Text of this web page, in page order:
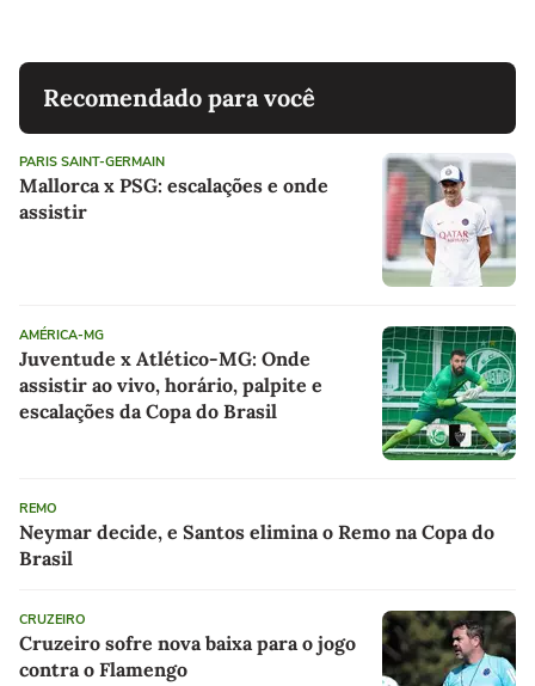
Recomendado para você
PARIS SAINT-GERMAIN
Mallorca x PSG: escalações e onde
assistir
AMÉRICA-MG
Juventude x Atlético-MG: Onde
assistir ao vivo, horário, palpite e
escalações da Copa do Brasil
REMO
Neymar decide, e Santos elimina o Remo na Copa do
Brasil
CRUZEIRO
Cruzeiro sofre nova baixa para o jogo
contra o Flamengo